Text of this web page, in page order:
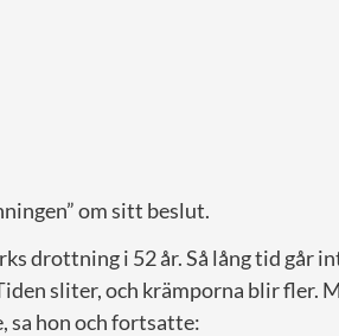
om sitt beslut.
drottning i 52 år. Så lång tid går
sliter, och krämporna blir fler.
sa hon och fortsatte: